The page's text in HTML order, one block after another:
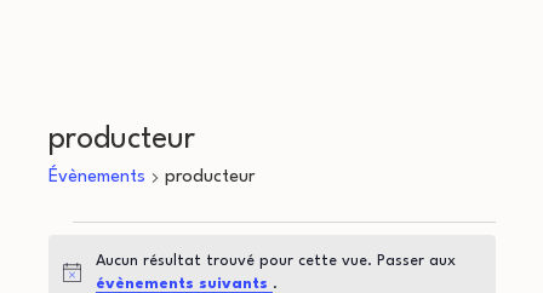
producteur
Évènements producteur
Évènements
Notice
Aucun résultat trouvé pour cette vue. Passer aux
évènements suivants .